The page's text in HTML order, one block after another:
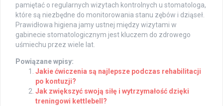
pamiętać o regularnych wizytach kontrolnych u stomatologa,
które są niezbędne do monitorowania stanu zębów i dziąseł.
Prawidłowa higiena jamy ustnej między wizytami w
gabinecie stomatologicznym jest kluczem do zdrowego
uśmiechu przez wiele lat.
Powiązane wpisy:
Jakie ćwiczenia są najlepsze podczas rehabilitacji
po kontuzji?
Jak zwiększyć swoją siłę i wytrzymałość dzięki
treningowi kettlebell?